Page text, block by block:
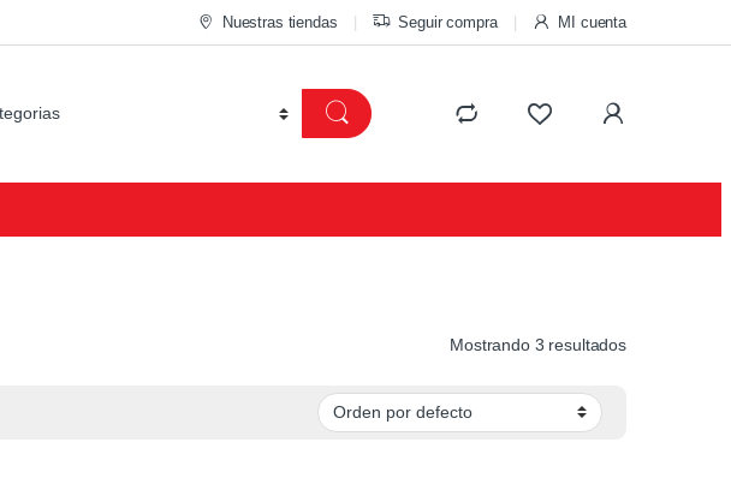
Nuestras tiendas Seguir compra MI cuenta
Mostrando 3 resultados